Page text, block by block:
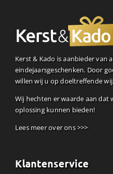
Kerst & Kado is aanbieder van
eindejaarsgeschenken. Door
willen wij u op doeltreffende
Wij hechten er waarde aan dat
oplossing kunnen bieden!
Lees meer over ons >>>
Klantenservice